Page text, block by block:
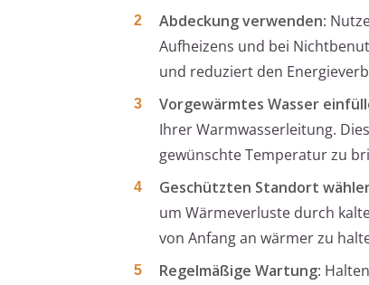
Abdeckung verwenden:
Aufheizens und bei
und reduziert den
Vorgewärmtes Wasser
Ihrer Warmwasserleitung.
gewünschte Temperatur zu
Geschützten Standort
um Wärmeverluste durch
von Anfang an wärmer zu
Regelmäßige Wartung: